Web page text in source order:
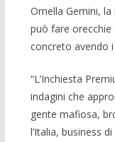
Ornella Gemini,
può fare orecchie
concreto avendo
“L’Inchiesta
indagini che
gente mafiosa,
l’Italia, business